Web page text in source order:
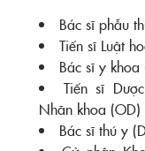
Bác sĩ phẫu
Tiến sĩ Luật
Bác sĩ y khoa
Tiến sĩ
Nhãn khoa (OD)
Bác sĩ thú y